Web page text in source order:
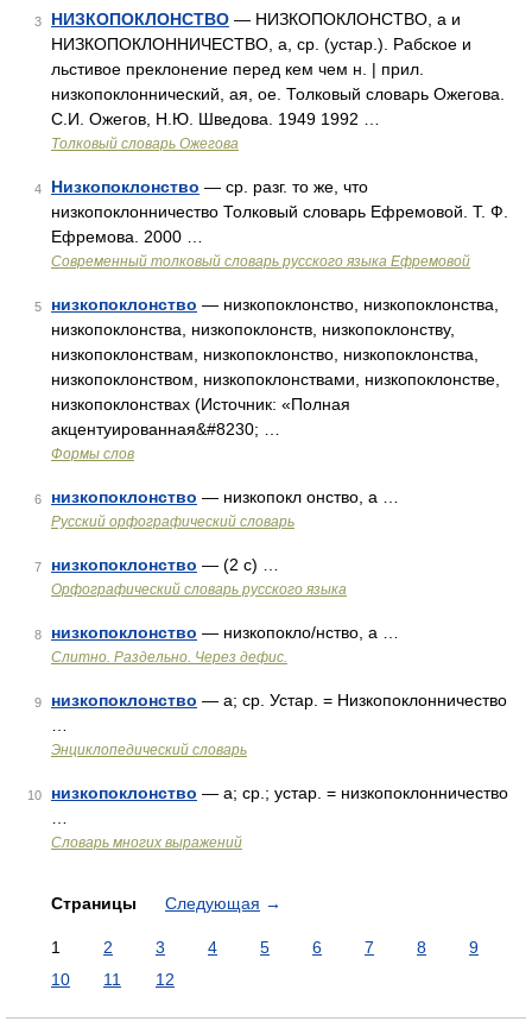
3 НИЗКОПОКЛОНСТВО — НИЗКОПОКЛОНСТВО, а и
НИЗКОПОКЛОННИЧЕСТВО, а, ср. (устар.). Рабское и
льстивое преклонение перед кем чем н. | прил.
низкопоклоннический, ая, ое. Толковый словарь Ожегова.
С.И. Ожегов, Н.Ю. Шведова. 1949 1992 …
Толковый словарь Ожегова
4 Низкопоклонство — ср. разг. то же, что
низкопоклонничество Толковый словарь Ефремовой. Т. Ф.
Ефремова. 2000 …
Современный толковый словарь русского языка Ефремовой
5 низкопоклонство — низкопоклонство, низкопоклонства,
низкопоклонства, низкопоклонств, низкопоклонству,
низкопоклонствам, низкопоклонство, низкопоклонства,
низкопоклонством, низкопоклонствами, низкопоклонстве,
низкопоклонствах (Источник: «Полная
акцентуированная&#8230; …
Формы слов
6 низкопоклонство — низкопокл онство, а …
Русский орфографический словарь
7 низкопоклонство — (2 с) …
Орфографический словарь русского языка
8 низкопоклонство — низкопокло/нство, а …
Слитно. Раздельно. Через дефис.
9 низкопоклонство — а; ср. Устар. = Низкопоклонничество
Энциклопедический словарь
10 низкопоклонство — а; ср.; устар. = низкопоклонничество
Словарь многих выражений
Страницы Следующая →
1 2 3 4 5 6 7 8
9
10
11 12